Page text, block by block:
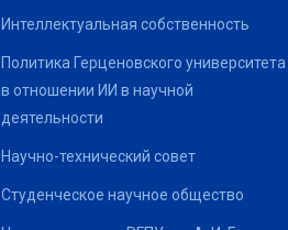
Интеллектуальная собственность
Политика Герценовского университета
в отношении ИИ в научной
деятельности
Научно-технический совет
Студенческое научное общество